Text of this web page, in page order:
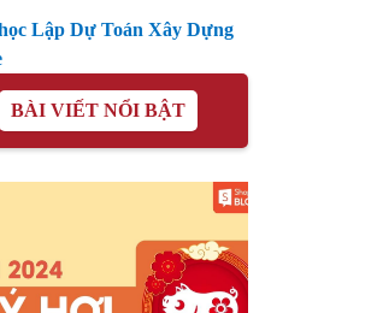
Lập Dự Toán Xây Dựng
BÀI VIẾT NỔI BẬT